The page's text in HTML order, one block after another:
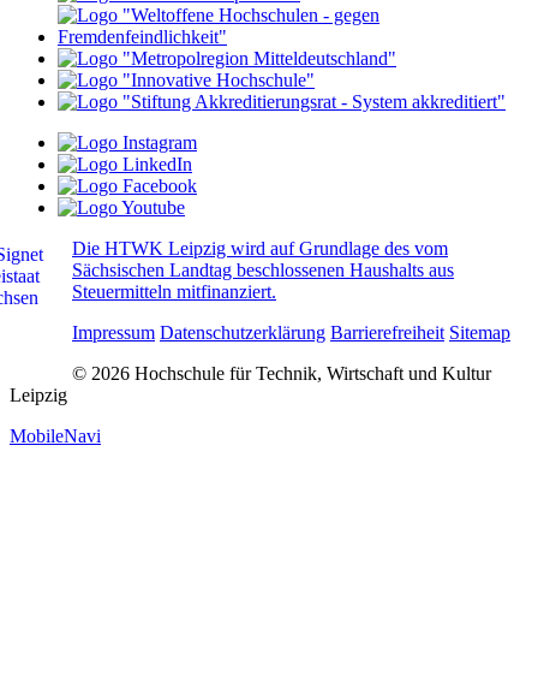
Die HTWK Leipzig wird auf Grundlage des vom
Sächsischen Landtag beschlossenen Haushalts aus
Steuermitteln mitfinanziert.
Impressum Datenschutzerklärung Barrierefreiheit Sitemap
© 2026 Hochschule für Technik, Wirtschaft und Kultur
Leipzig
MobileNavi